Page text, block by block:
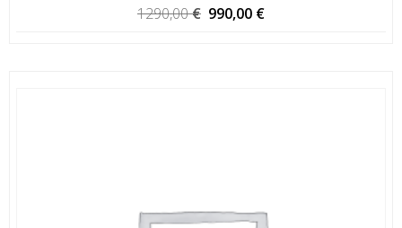
1290,00€ Alkuperäinen
990,00 €